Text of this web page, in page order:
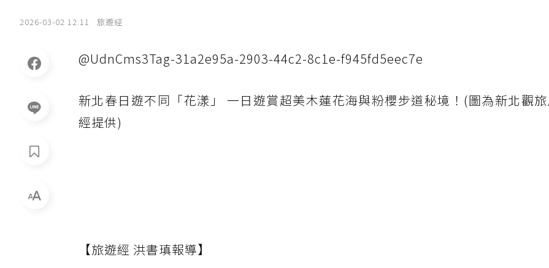
2026-03-02 12:11 旅遊經
@UdnCms3Tag-31a2e95a-2903-44c2-8c1e-f945fd5eec7e
新北春日遊不同「花漾」 一日遊賞超美木蓮花海與粉櫻步道秘境！(圖為新北觀
經提供)
【旅遊經 洪書瑱報導】